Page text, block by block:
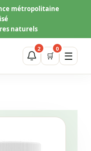
métropolitaine
naturels
2
🛒
0
☰